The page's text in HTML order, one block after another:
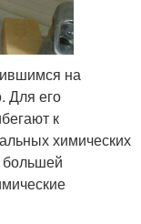
на
Для его
к
химических
большей